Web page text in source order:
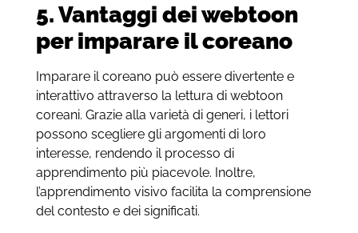
5. Vantaggi dei webtoon
per imparare il coreano
Imparare il coreano può essere divertente e
interattivo attraverso la lettura di webtoon
coreani. Grazie alla varietà di generi, i lettori
possono scegliere gli argomenti di loro
interesse, rendendo il processo di
apprendimento più piacevole. Inoltre,
l’apprendimento visivo facilita la comprensione
del contesto e dei significati.